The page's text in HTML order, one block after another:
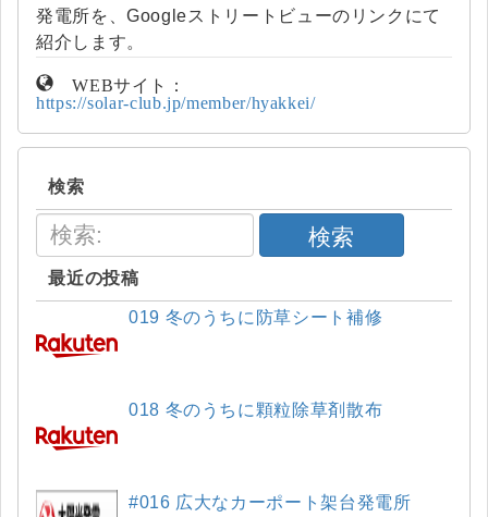
発電所を、Googleストリートビューのリンクにて
紹介します。
WEBサイト：
https://solar-club.jp/member/hyakkei/
検索
検索
最近の投稿
019 冬のうちに防草シート補修
018 冬のうちに顆粒除草剤散布
#016 広大なカーポート架台発電所